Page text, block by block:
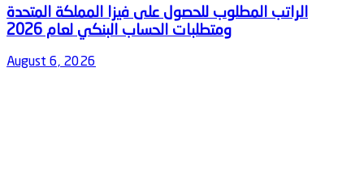
‫الراتب المطلوب للحصول على فيزا المملكة المتحدة
August 6, 2026